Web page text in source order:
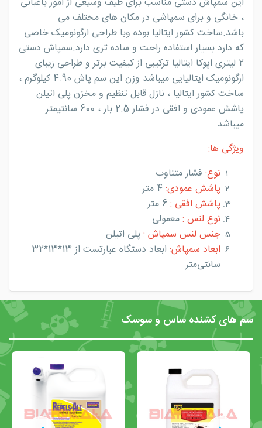
، خانگی و برای سمپاشی در مکان های مختلف می
باشد.ساخت کشور ایتالیا بوده وبا طراحی ارگونومیک خاصی
که دارد بسیار استفاده راحت و ساده تری دارد.سمپاش دستی
2 لیتری اپوکا ایتالیا ترکیبی از کیفیت برتر و طراحی زیبای
ارگونومیک ایتالیایی میباشد وزن این سم پاش 4.90 کیلوگرم ،
ساخت کشور ایتالیا ، نازل قابل تنظیم و مخزن پلی اتیلن
پاشش عمودی و افقی در فشار 2.5 بار ، 600 سانتیمتر
میباشد
ویژگی ها:
نوع: فشار متناوب
پاشش عمودی:
پاشش افقی :
نوع لنس :معمولی
جنس لنس سمپاش : پلی اتیلن
ابعاد سمپاش:
ابعاد دستگاه عبارتست از 13*13*32
سانتی‌متر
سم های کشنده ساس و سوسک